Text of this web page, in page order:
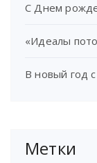
С Днем
«Идеалы
В новый год
Метки